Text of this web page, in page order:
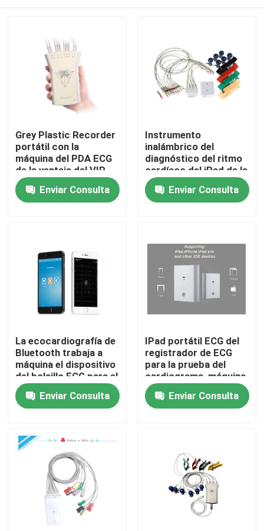
Inicio
Contactos
Productos
máquina inalámbrica del ecg
máquina del ecg del PDA
Máquina de IPad ECG
Máquina móvil de ECG
máquina casera del ecg
Grey Plastic Recorder
portátil con la
máquina del PDA ECG
de la ventaja del VIP
Simultenaous 12
Enviar Consulta
Instrumento
inalámbrico del
diagnóstico del ritmo
cardíaco del iPad de la
ventaja de la máquina
12 del PDA ECG ECG
Enviar Consulta
La ecocardiografía de
Bluetooth trabaja a
máquina el dispositivo
del bolsillo ECG para el
diagnóstico del
dispositivo móvil del
IOS
Enviar Consulta
IPad portátil ECG del
registrador de ECG
para la prueba del
cardiograma, máquina
casera del ECG
Enviar Consulta